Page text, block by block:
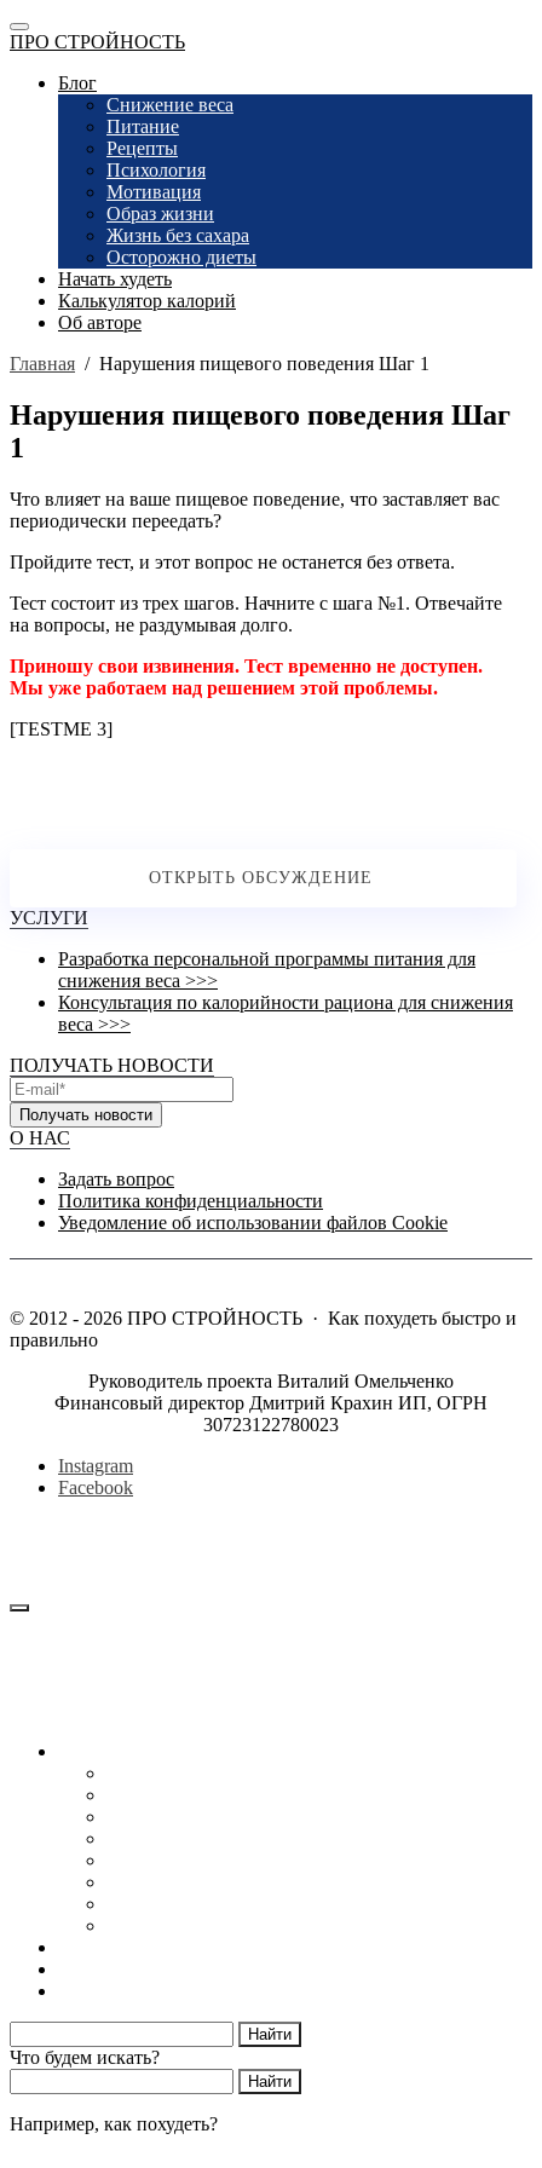
ПРО СТРОЙНОСТЬ
Блог
Снижение веса
Питание
Рецепты
Психология
Мотивация
Образ жизни
Жизнь без сахара
Осторожно диеты
Начать худеть
Калькулятор калорий
Об авторе
Главная / Нарушения пищевого поведения Шаг 1
Нарушения пищевого поведения Шаг
1
Что влияет на ваше пищевое поведение, что заставляет вас
периодически переедать?
Пройдите тест, и этот вопрос не останется без ответа.
Тест состоит из трех шагов. Начните с шага №1. Отвечайте
на вопросы, не раздумывая долго.
Приношу свои извинения. Тест временно не доступен.
Мы уже работаем над решением этой проблемы.
[TESTME 3]
УСЛУГИ
Разработка персональной программы питания для
снижения веса >>>
Консультация по калорийности рациона для снижения
веса >>>
ПОЛУЧАТЬ НОВОСТИ
Получать новости
О НАС
Задать вопрос
Политика конфиденциальности
Уведомление об использовании файлов Cookie
© 2012 - 2026 ПРО СТРОЙНОСТЬ · Как похудеть быстро и
правильно
Руководитель проекта Виталий Омельченко
Финансовый директор Дмитрий Крахин ИП, ОГРН
30723122780023
Instagram
Facebook
Что будем искать?
Например, как похудеть?